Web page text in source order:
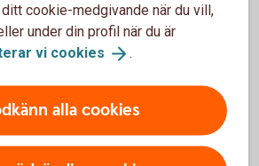
eget pris till Skurups kommuns
Ung & Driftig. Priset syftar till
unga företagare i ett tidigt
cookie-medgivande när du vill,
under din profil när du är
vi cookies .
alla cookies